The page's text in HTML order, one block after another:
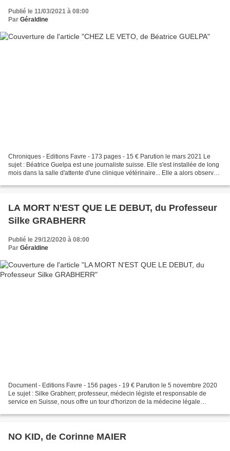
Publié le 11/03/2021 à 08:00
Par Géraldine
Chroniques - Editions Favre - 173 pages - 15 € Parution le mars 2021 Le
sujet : Béatrice Guelpa est une journaliste suisse. Elle s'est installée de long
mois dans la salle d'attente d'une clinique vétérinaire... Elle a alors observé,
LA MORT N'EST QUE LE DEBUT, du Professeur
Silke GRABHERR
Publié le 29/12/2020 à 08:00
Par Géraldine
Document - Editions Favre - 156 pages - 19 € Parution le 5 novembre 2020
Le sujet : Silke Grabherr, professeur, médecin légiste et responsable de
service en Suisse, nous offre un tour d'horizon de la médecine légale
NO KID, de Corinne MAIER